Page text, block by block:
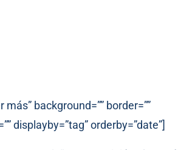
background=”” border=””
displayby=”tag” orderby=”date”]